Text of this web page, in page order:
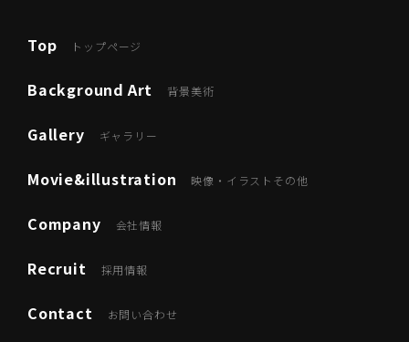
Top トップページ
Background Art 背景美術
Gallery ギャラリー
Movie&illustration 映像・イラストその他
Company 会社情報
Recruit 採用情報
Contact お問い合わせ